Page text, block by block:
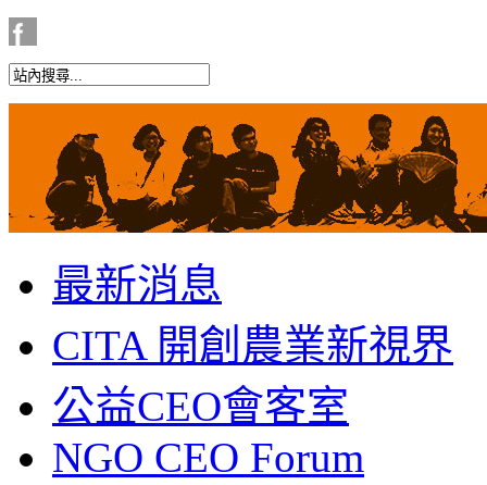
最新消息
CITA 開創農業新視界
公益CEO會客室
NGO CEO Forum